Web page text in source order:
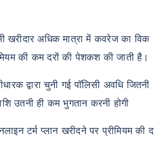
खरीदार अधिक मात्रा में कवरेज का विक
की कम दरों की पेशकश की जाती है।
द्वारा चुनी गई पॉलिसी अवधि जितनी
उतनी ही कम भुगतान करनी होगी
टर्म प्लान खरीदने पर प्रीमियम की द
इंश्योरेंस प्रीमियम को
प्रभावित करती है
34 वर्ष